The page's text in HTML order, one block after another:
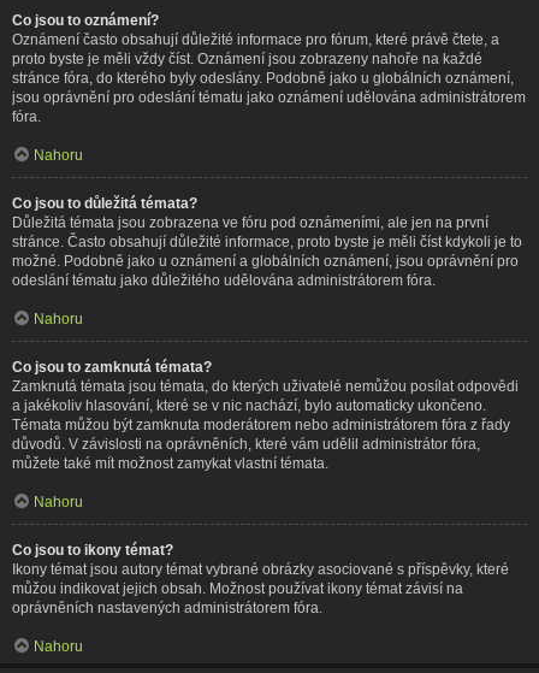
Co jsou to oznámení?
Oznámení často obsahují důležité informace pro fórum, které právě čtete, a
proto byste je měli vždy číst. Oznámení jsou zobrazeny nahoře na každé
stránce fóra, do kterého byly odeslány. Podobně jako u globálních oznámení,
jsou oprávnění pro odeslání tématu jako oznámení udělována administrátorem
fóra.
Nahoru
Co jsou to důležitá témata?
Důležitá témata jsou zobrazena ve fóru pod oznámeními, ale jen na první
stránce. Často obsahují důležité informace, proto byste je měli číst kdykoli je to
možné. Podobně jako u oznámení a globálních oznámení, jsou oprávnění pro
odeslání tématu jako důležitého udělována administrátorem fóra.
Nahoru
Co jsou to zamknutá témata?
Zamknutá témata jsou témata, do kterých uživatelé nemůžou posílat odpovědi
a jakékoliv hlasování, které se v nic nachází, bylo automaticky ukončeno.
Témata můžou být zamknuta moderátorem nebo administrátorem fóra z řady
důvodů. V závislosti na oprávněních, které vám udělil administrátor fóra,
můžete také mít možnost zamykat vlastní témata.
Nahoru
Co jsou to ikony témat?
Ikony témat jsou autory témat vybrané obrázky asociované s příspěvky, které
můžou indikovat jejich obsah. Možnost používat ikony témat závisí na
oprávněních nastavených administrátorem fóra.
Nahoru